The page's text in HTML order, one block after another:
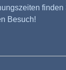
Besuch!